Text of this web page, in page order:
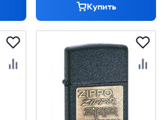
Купить